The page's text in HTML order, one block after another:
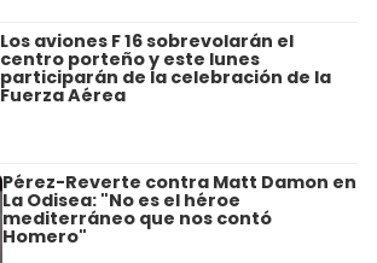
Los aviones F 16 sobrevolarán el
centro porteño y este lunes
participarán de la celebración de la
Fuerza Aérea
Pérez-Reverte contra Matt Damon en
La Odisea: "No es el héroe
mediterráneo que nos contó
Homero"